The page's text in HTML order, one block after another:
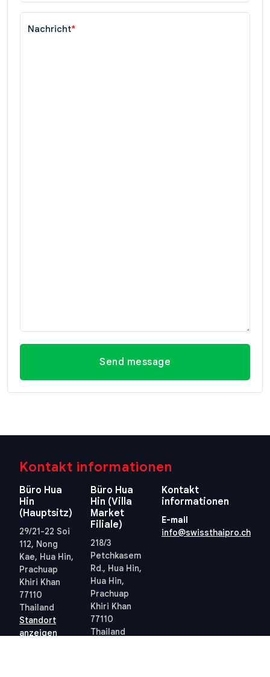
Nachricht*
Send message
Kontakt informationen
Büro Hua
Hin
(Hauptsitz)
29/21-22 Soi
112, Nong
Kae, Hua Hin,
Prachuap
Khiri Khan
77110
Thailand
Standort
anzeigen
Büro Hua
Hin (Villa
Market
Filiale)
218/3
Petchkasem
Rd., Hua Hin,
Hua Hin,
Prachuap
Khiri Khan
77110
Thailand
Kontakt
informationen
E-mail
info@swissthaipro.ch